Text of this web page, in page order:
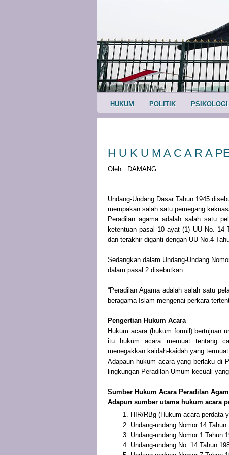
HUKUM POLITIK PSIKOLOGI
H U K U M A C A R A
Oleh : DAMANG
Undang-Undang Dasar Tahun 1945
merupakan salah satu pemegang
Peradilan agama adalah salah satu
ketentuan pasal 10 ayat (1) UU No. 14
dan terakhir diganti dengan UU No.4
Sedangkan dalam Undang-Undang
dalam pasal 2 disebutkan:
“Peradilan Agama adalah salah satu
beragama Islam mengenai perkara
Pengertian Hukum Acara
Hukum acara (hukum formil) bertujuan
itu hukum acara memuat tentang
menegakkan kaidah-kaidah yang
Adapaun hukum acara yang berlaku di
lingkungan Peradilan Umum kecuali
Sumber Hukum Acara Peradilan
Adapun sumber utama hukum acara
HIR/RBg (Hukum acara perdata
Undang-undang Nomor 14
Undang-undang Nomor 1 Tahun
Undang-undang No. 14 Tahun